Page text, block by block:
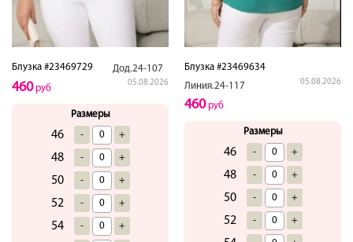
Блузка #23469729 Дод.24-107
05.08.2026
460руб
Размеры
46 - +
48 - +
50 - +
52 - +
54 - +
Блузка #23469634
Линия.24-117
05.08.2026
460руб
Размеры
46 - +
48 - +
50 - +
52 - +